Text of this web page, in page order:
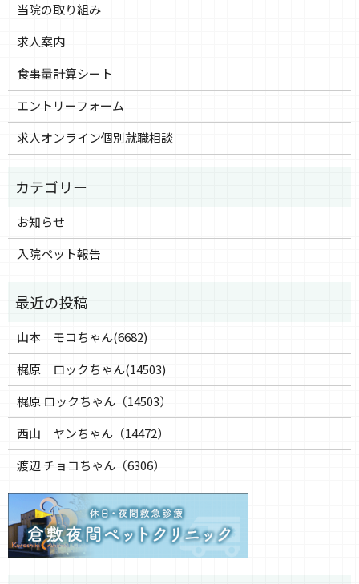
当院の取り組み
求人案内
食事量計算シート
エントリーフォーム
求人オンライン個別就職相談
お知らせ
入院ペット報告
山本 モコちゃん(6682)
梶原 ロックちゃん(14503)
梶原 ロックちゃん（14503）
西山 ヤンちゃん（14472）
渡辺 チョコちゃん（6306）